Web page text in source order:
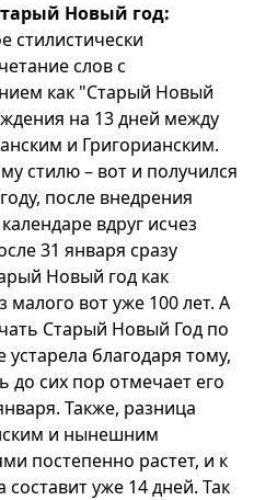
Новый год:
стилистически
слов с
как "Старый Новый
на 13 дней между
и Григорианским.
стилю – вот и получился
после внедрения
вдруг исчез
31 января сразу
Новый год как
малого вот уже 100 лет. А
Старый Новый Год по
благодаря тому,
до сих пор отмечает его
Также, разница
и нынешним
постепенно растет, и к
уже 14 дней. Так